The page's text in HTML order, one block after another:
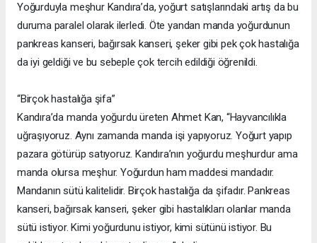
Yoğurduyla meşhur Kandıra’da, yoğurt satışlarındaki artış da bu
duruma paralel olarak ilerledi. Öte yandan manda yoğurdunun
pankreas kanseri, bağırsak kanseri, şeker gibi pek çok hastalığa
da iyi geldiği ve bu sebeple çok tercih edildiği öğrenildi.
“Birçok hastalığa şifa”
Kandıra’da manda yoğurdu üreten Ahmet Kan, “Hayvancılıkla
uğraşıyoruz. Aynı zamanda manda işi yapıyoruz. Yoğurt yapıp
pazara götürüp satıyoruz. Kandıra’nın yoğurdu meşhurdur ama
manda olursa meşhur. Yoğurdun ham maddesi mandadır.
Mandanın sütü kalitelidir. Birçok hastalığa da şifadır. Pankreas
kanseri, bağırsak kanseri, şeker gibi hastalıkları olanlar manda
sütü istiyor. Kimi yoğurdunu istiyor, kimi sütünü istiyor. Bu